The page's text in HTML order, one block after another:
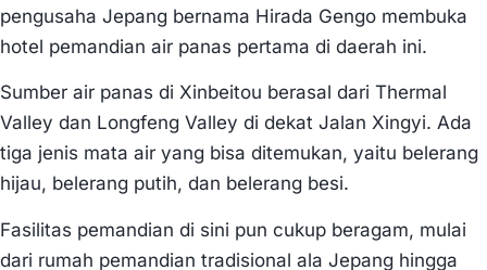
pengusaha Jepang bernama Hirada Gengo membuka
hotel pemandian air panas pertama di daerah ini.
Sumber air panas di Xinbeitou berasal dari Thermal
Valley dan Longfeng Valley di dekat Jalan Xingyi. Ada
tiga jenis mata air yang bisa ditemukan, yaitu belerang
hijau, belerang putih, dan belerang besi.
Fasilitas pemandian di sini pun cukup beragam, mulai
dari rumah pemandian tradisional ala Jepang hingga